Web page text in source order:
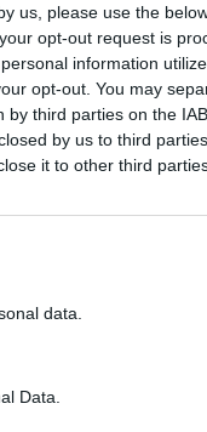
us, please use the
opt-out request is
information
opt-out. You may
third parties on the
by us to third
it to other third
data.
Data.